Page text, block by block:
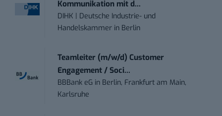
Kommunikation mit d...
DIHK | Deutsche Industrie- und
Handelskammer in Berlin
Teamleiter (m/w/d) Customer
Engagement / Soci...
BBBank eG in Berlin, Frankfurt am Main,
Karlsruhe